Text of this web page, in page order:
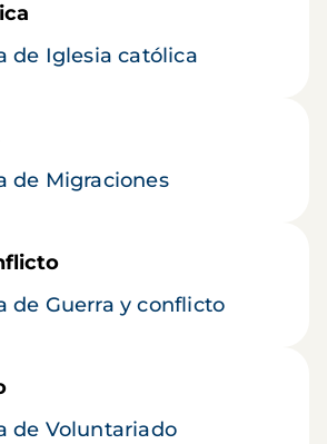
de Iglesia católica
de Migraciones
de Guerra y conflicto
de Voluntariado